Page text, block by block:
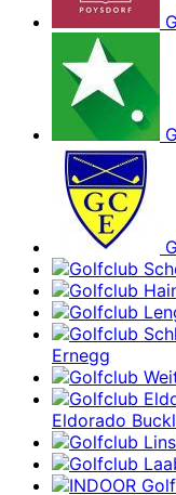
Ernegg
Eldorado